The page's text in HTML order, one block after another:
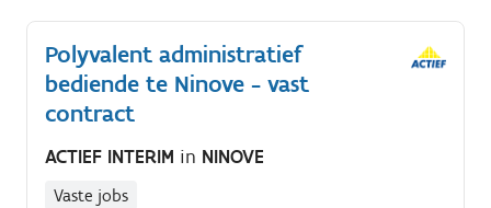
verzekeraar, expert, hersteller).
Polyvalent administratief
bediende te Ninove - vast
contract
ACTIEF INTERIM in NINOVE
Vaste jobs